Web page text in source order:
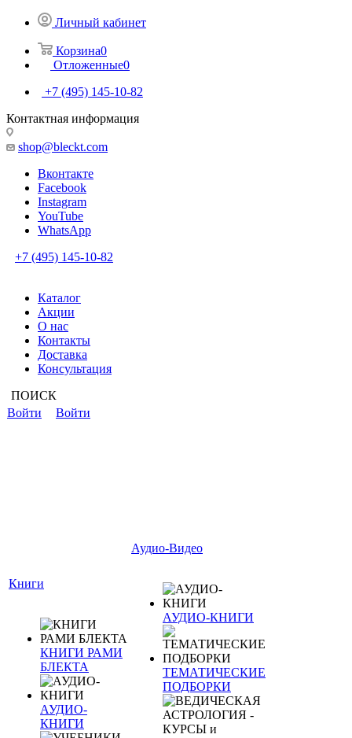
Личный кабинет
Корзина0
Отложенные0
+7 (495) 145-10-82
Контактная информация
shop@bleckt.com
Вконтакте
Facebook
Instagram
YouTube
WhatsApp
+7 (495) 145-10-82
Каталог
Акции
О нас
Контакты
Доставка
Консультация
ПОИСК
Войти
Войти
Книги
КНИГИ РАМИ
БЛЕКТА
АУДИО-
КНИГИ
Аудио-Видео
АУДИО-КНИГИ
ТЕМАТИЧЕСКИЕ
ПОДБОРКИ